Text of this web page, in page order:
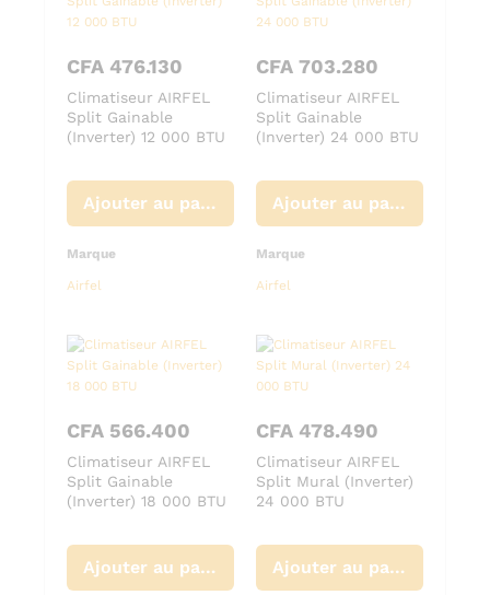
CFA 476.130
Climatiseur AIRFEL
Split Gainable
(Inverter) 12 000 BTU
Ajouter au panier
Marque
Airfel
CFA 703.280
Climatiseur AIRFEL
Split Gainable
(Inverter) 24 000 BTU
Ajouter au panier
Marque
Airfel
CFA 566.400
Climatiseur AIRFEL
Split Gainable
(Inverter) 18 000 BTU
Ajouter au panier
CFA 478.490
Climatiseur AIRFEL
Split Mural (Inverter)
24 000 BTU
Ajouter au panier